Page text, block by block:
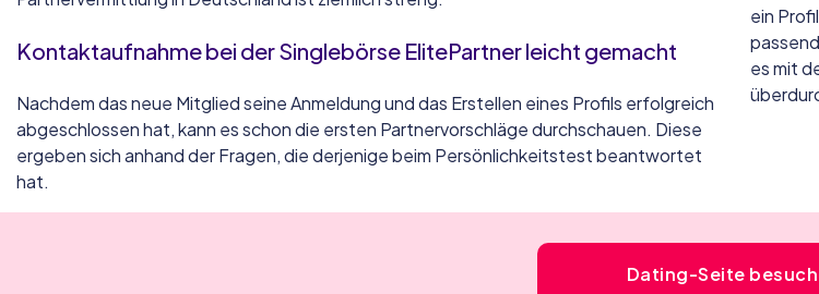
Kontaktaufnahme bei der Singlebörse ElitePartner leicht gemacht
Nachdem das neue Mitglied seine Anmeldung und das Erstellen eines Profils erfolgreich
abgeschlossen hat, kann es schon die ersten Partnervorschläge durchschauen. Diese
ergeben sich anhand der Fragen, die derjenige beim Persönlichkeitstest beantwortet
hat.
ein
es mit
Dating-Seite